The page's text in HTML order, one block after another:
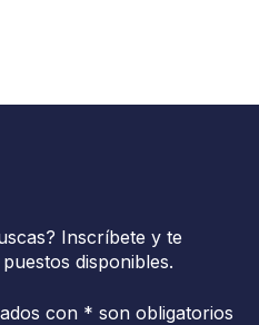
Inscríbete y te
disponibles.
con * son obligatorios